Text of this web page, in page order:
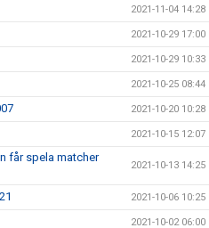
2021-11-04 14:28
2021-10-29 17:00
2021-10-29 10:33
2021-10-25 08:44
2021-10-20 10:28
2021-10-15 12:07
får spela matcher
2021-10-13 14:25
2021-10-06 10:25
2021-10-02 06:00